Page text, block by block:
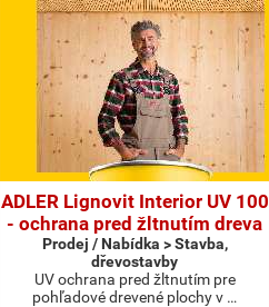
ADLER Lignovit Interior UV 100
- ochrana pred žltnutím dreva
Prodej / Nabídka > Stavba,
dřevostavby
UV ochrana pred žltnutím pre
pohľadové drevené plochy v …